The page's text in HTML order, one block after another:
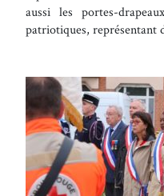
aussi les portes-
patriotiques, représentant